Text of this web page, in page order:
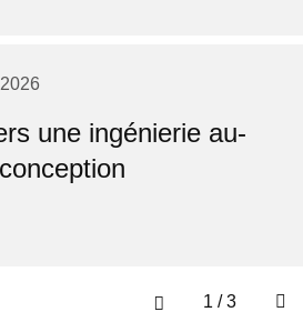
une ingénierie au-
1 /3